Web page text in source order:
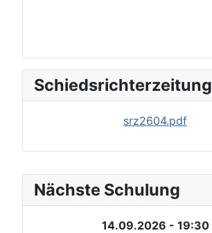
Nächste Schulung
14.09.2026 - 19:30
Schiedsrichterzeitung
srz2604.pdf